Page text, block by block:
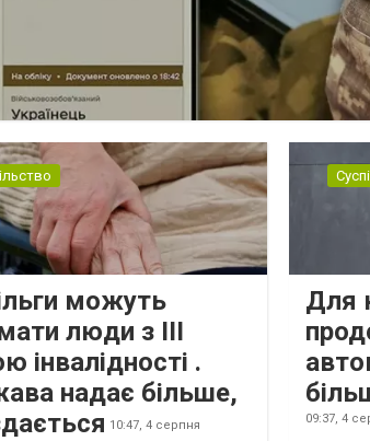
можуть
люди з III
інвалідності .
надає більше,
10:47, 4 серпня
Для
09:37, 4